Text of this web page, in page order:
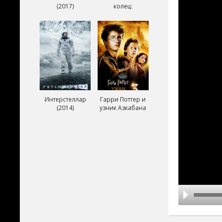
(2017)
колец:
короля (2003)
Интерстеллар
(2014)
Гарри Поттер и
узник Азкабана